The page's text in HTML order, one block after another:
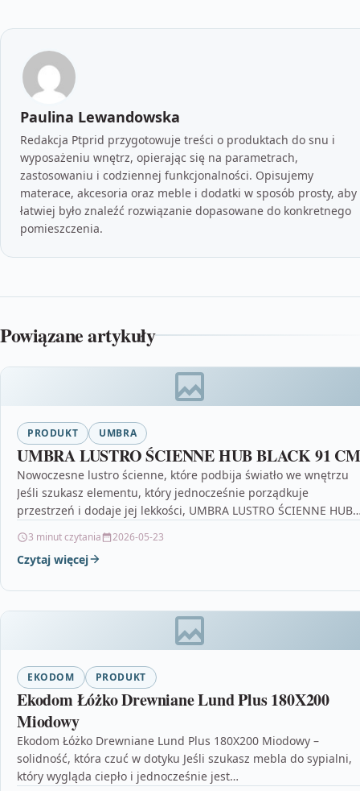
Paulina Lewandowska
Redakcja Ptprid przygotowuje treści o produktach do snu i
wyposażeniu wnętrz, opierając się na parametrach,
zastosowaniu i codziennej funkcjonalności. Opisujemy
materace, akcesoria oraz meble i dodatki w sposób prosty, aby
łatwiej było znaleźć rozwiązanie dopasowane do konkretnego
pomieszczenia.
Powiązane artykuły
PRODUKT UMBRA
UMBRA LUSTRO ŚCIENNE HUB BLACK 91 CM
Nowoczesne lustro ścienne, które podbija światło we wnętrzu
Jeśli szukasz elementu, który jednocześnie porządkuje
przestrzeń i dodaje jej lekkości, UMBRA LUSTRO ŚCIENNE HUB
3 minut czytania 2026-05-23
Czytaj więcej
EKODOM PRODUKT
Ekodom Łóżko Drewniane Lund Plus 180X200
Miodowy
Ekodom Łóżko Drewniane Lund Plus 180X200 Miodowy –
solidność, która czuć w dotyku Jeśli szukasz mebla do sypialni,
który wygląda ciepło i jednocześnie jest…